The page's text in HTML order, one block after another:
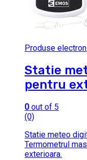
Produse
Statie
pentru
0 out of 5
(0)
Statie meteo
Termometrul
exterioara.